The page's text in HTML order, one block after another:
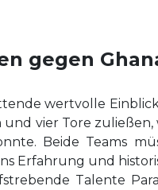
gegen
wertvolle
vier Tore
Beide Teams
Erfahrung und
Talente